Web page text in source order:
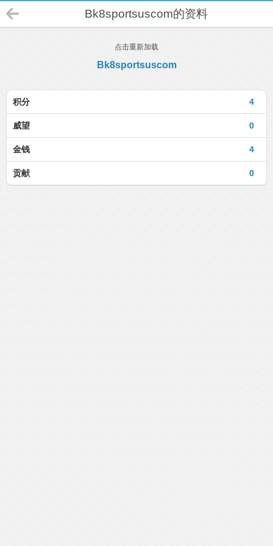
Bk8sportsuscom的资料
点击重新加载
Bk8sportsuscom
4
积分
0
威望
4
金钱
0
贡献